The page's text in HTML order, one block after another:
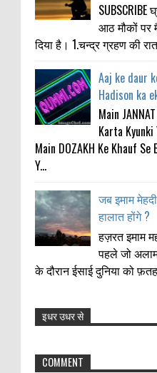
SUBSCRIBE
आठ मौकों
दिया है। 1.चन्द्र ग्रहण की
Aaj ke daur
Hadison ka
Main
Karta Kyunki
Main DOZAKH Ke Khauf
Y...
जब इमाम
हालात होंगे ?
हज़रत इमाम
पहले जो
के दौरान ईसाई दुनिया को
Anonymous:
इधर उधर से
COMMENT